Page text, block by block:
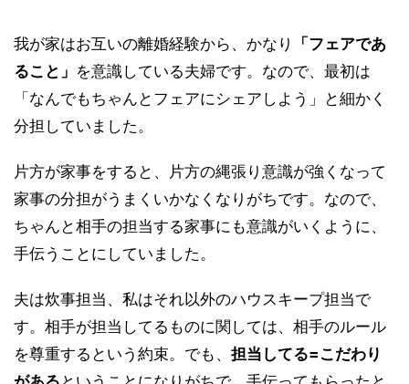
我が家はお互いの離婚経験から、かなり
「フェアであ
ること」 を意識している夫婦です。なので、最初は
「なんでもちゃんとフェアにシェアしよう」と細かく
分担していました。
片方が家事をすると、片方の縄張り意識が強くなって
家事の分担がうまくいかなくなりがちです。なので、
ちゃんと相手の担当する家事にも意識がいくように、
手伝うことにしていました。
夫は炊事担当、私はそれ以外のハウスキープ担当で
す。相手が担当してるものに関しては、相手のルール
を尊重するという約束。でも、 担当してる=こだわり